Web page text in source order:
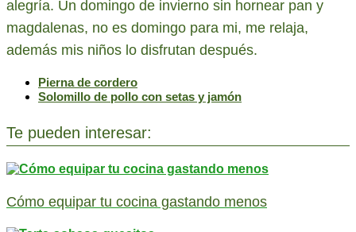
alegría. Un domingo de invierno sin hornear pan y
magdalenas, no es domingo para mi, me relaja,
además mis niños lo disfrutan después.
Pierna de cordero
Solomillo de pollo con setas y jamón
Te pueden interesar:
Cómo equipar tu cocina gastando menos